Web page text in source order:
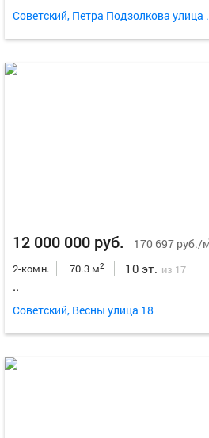
12 000 000 руб. 170 697 руб./
2-комн. 70.3 м2 10 эт. из 17
..
Советский, Весны улица 18